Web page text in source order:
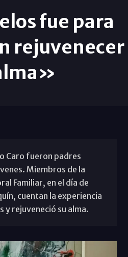
fue para
rejuvenecer
Caro fueron padres
Miembros de la
Familiar, en el día de
cuentan la experiencia
y rejuveneció su alma.